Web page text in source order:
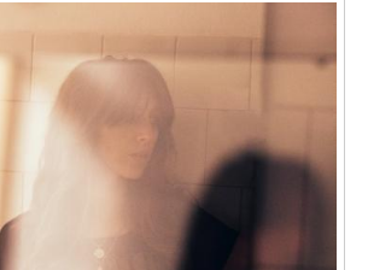
Отношения с новым
партнёром